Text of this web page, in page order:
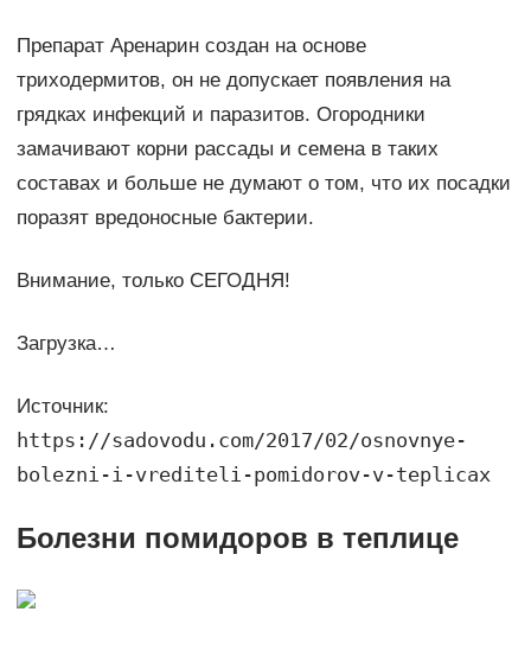
Препарат Аренарин создан на основе
триходермитов, он не допускает появления на
грядках инфекций и паразитов. Огородники
замачивают корни рассады и семена в таких
составах и больше не думают о том, что их посадки
поразят вредоносные бактерии.
Внимание, только СЕГОДНЯ!
Загрузка…
Источник:
https://sadovodu.com/2017/02/osnovnye-
bolezni-i-vrediteli-pomidorov-v-teplicax
Болезни помидоров в теплице